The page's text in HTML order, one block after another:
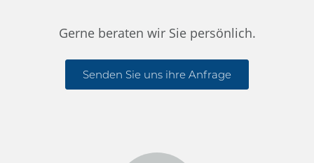
Gerne beraten wir Sie persönlich.
Senden Sie uns ihre Anfrage